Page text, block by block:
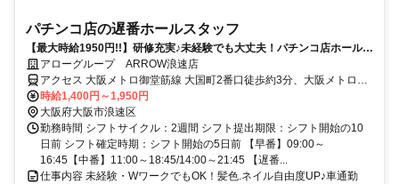
パチンコ店の遅番ホールスタッフ
【最大時給1950円!!】研修充実♪未経験でも大丈夫！パチンコ店ホール・
カウンタースタッフ☆
アローグループ ARROW浪速店
アクセス 大阪メトロ御堂筋線 大国町2番口徒歩約3分、大阪メトロ四
つ橋線 大国町2番口徒歩約3分、南海高野線 今宮戎徒歩約9分
時給1,400円～1,950円
大阪府大阪市浪速区
勤務時間 シフトサイクル：2週間 シフト提出期限：シフト開始の10
日前 シフト確定時期：シフト開始の5日前 【早番】09:00～
16:45【中番】11:00～18:45/14:00～21:45 【遅番...
仕事内容 未経験・WワークでもOK！髪色.ネイル自由度UP♪車通勤